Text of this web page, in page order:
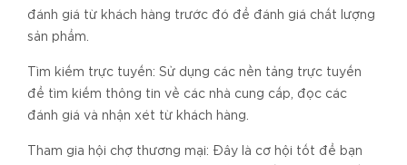
đánh giá từ khách hàng trước đó để đánh giá chất lượng
sản phẩm.
Tìm kiếm trực tuyến: Sử dụng các nền tảng trực tuyến
để tìm kiếm thông tin về các nhà cung cấp, đọc các
đánh giá và nhận xét từ khách hàng.
Tham gia hội chợ thương mại: Đây là cơ hội tốt để bạn